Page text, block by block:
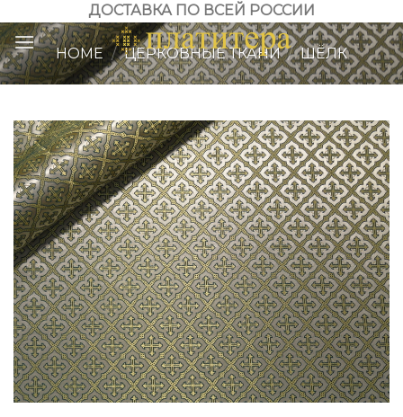
to
content
ДОСТАВКА ПО ВСЕЙ РОССИИ
HOME / ЦЕРКОВНЫЕ ТКАНИ / ШЁЛК